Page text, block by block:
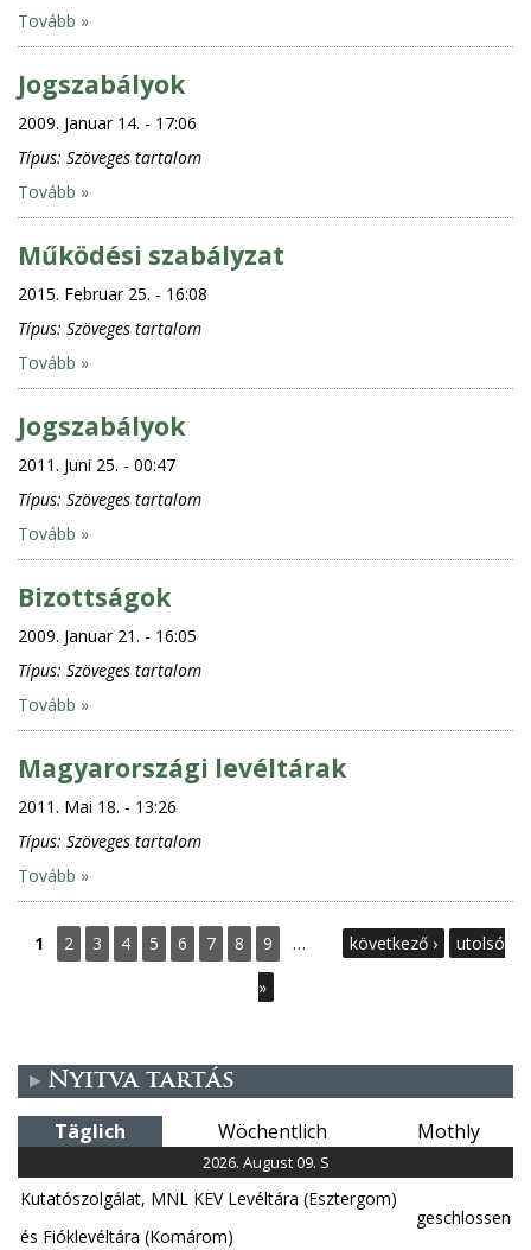
Tovább »
Jogszabályok
2009. Januar 14. - 17:06
Típus: Szöveges tartalom
Tovább »
Működési szabályzat
2015. Februar 25. - 16:08
Típus: Szöveges tartalom
Tovább »
Jogszabályok
2011. Juni 25. - 00:47
Típus: Szöveges tartalom
Tovább »
Bizottságok
2009. Januar 21. - 16:05
Típus: Szöveges tartalom
Tovább »
Magyarországi levéltárak
2011. Mai 18. - 13:26
Típus: Szöveges tartalom
Tovább »
e
n
1 2 3 4 5 6 7 8 9 … következő ›
utolsó
»
Nyitva tartás
Täglich Wöchentlich Mothly
2026. August 09. S
Kutatószolgálat, MNL KEV Levéltára (Esztergom)
és Fióklevéltára (Komárom)
geschlossen